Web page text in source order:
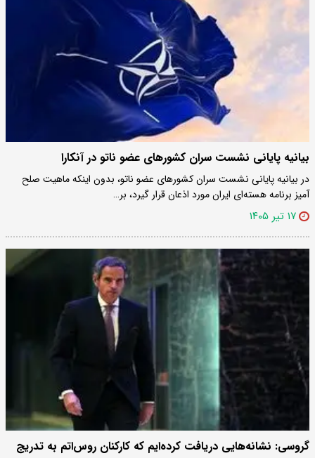
بیانیه پایانی نشست سران کشورهای عضو ناتو در آنکارا
در بیانیه پایانی نشست سران کشورهای عضو ناتو، بدون اینکه ماهیت صلح
آمیز برنامه هسته‌ای ایران مورد اذعان قرار گیرد، بر…
۱۷ تیر ۱۴۰۵
گروسی: نشانه‌هایی دریافت کرده‌ایم که کارکنان روس‌اتم به تدریج